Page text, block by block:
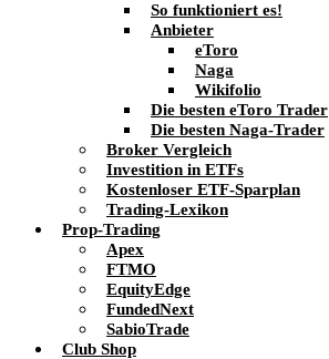
So funktioniert es!
Anbieter
eToro
Naga
Wikifolio
Die besten eToro Trader
Die besten Naga-Trader
Broker Vergleich
Investition in ETFs
Kostenloser ETF-Sparplan
Trading-Lexikon
Prop-Trading
Apex
FTMO
EquityEdge
FundedNext
SabioTrade
Club Shop